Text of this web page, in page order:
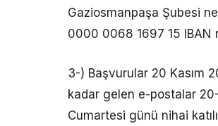
Gaziosmanpaşa Şubesi
0000 0068 1697 15 IBAN
3-) Başvurular 20 Kasım
kadar gelen e-postalar
Cumartesi günü nihai